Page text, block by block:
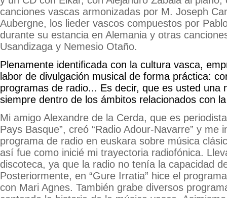
canciones vascas armonizadas por M. Joseph
Aubergne, los lieder vascos compuestos por
durante su estancia en Alemania y otras
Usandizaga y Nemesio Otaño.
Plenamente identificada con la cultura vasca,
labor de divulgación musical de forma práctica:
programas de radio... Es decir, que es usted una
siempre dentro de los ámbitos relacionados con
Mi amigo Alexandre de la Cerda, que es
Pays Basque”, creó “Radio Adour-Navarre” y me
programa de radio en euskara sobre música
así fue como inicié mi trayectoria radiofónica.
discoteca, ya que la radio no tenía la capacidad
Posteriormente, en “Gure Irratia” hice el
con Mari Agnes. También grabe diversos